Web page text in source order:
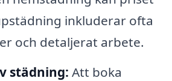
inkluderar ofta
och detaljerat arbete.
städning: Att boka